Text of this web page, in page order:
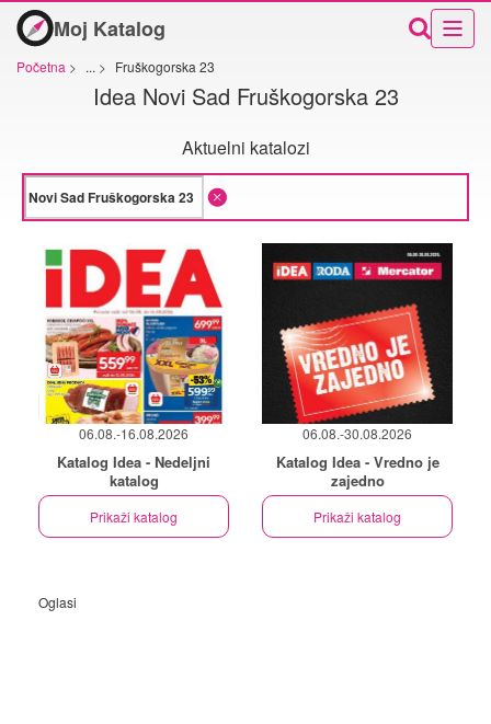
Moj Katalog
Početna > ... > Fruškogorska 23
Idea Novi Sad Fruškogorska 23
Aktuelni katalozi
06.08.-16.08.2026
Katalog Idea - Nedeljni
katalog
Prikaži katalog
06.08.-30.08.2026
Katalog Idea - Vredno je
zajedno
Prikaži katalog
Oglasi